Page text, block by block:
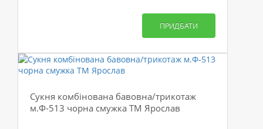
ПРИДБАТИ
Сукня комбінована бавовна/трикотаж
м.Ф-513 чорна смужка ТМ Ярослав